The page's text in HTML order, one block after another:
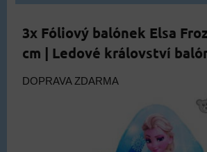
3x Fóliový balónek Elsa
cm | Ledové království
DOPRAVA ZDARMA